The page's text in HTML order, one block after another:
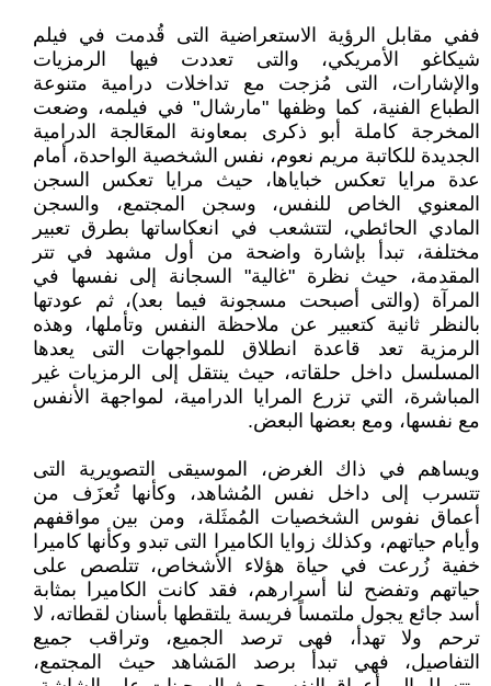
ففي مقابل الرؤية الاستعراضية التى قُدمت في فيلم
شيكاغو الأمريكي، والتى تعددت فيها الرمزيات
والإشارات، التى مُزجت مع تداخلات درامية متنوعة
الطباع الفنية، كما وظفها "مارشال" في فيلمه، وضعت
المخرجة كاملة أبو ذكرى بمعاونة المعَالجة الدرامية
الجديدة للكاتبة مريم نعوم، نفس الشخصية الواحدة، أمام
عدة مرايا تعكس خباياها، حيث مرايا تعكس السجن
المعنوي الخاص للنفس، وسجن المجتمع، والسجن
المادي الحائطي، لتتشعب في انعكاساتها بطرق تعبير
مختلفة، تبدأ بإشارة واضحة من أول مشهد في تتر
المقدمة، حيث نظرة "غالية" السجانة إلى نفسها في
المرآة (والتى أصبحت مسجونة فيما بعد)، ثم عودتها
بالنظر ثانية كتعبير عن ملاحظة النفس وتأملها، وهذه
الرمزية تعد قاعدة انطلاق للمواجهات التى يعدها
المسلسل داخل حلقاته، حيث ينتقل إلى الرمزيات غير
المباشرة، التي تزرع المرايا الدرامية، لمواجهة الأنفس
مع نفسها، ومع بعضها البعض.
ويساهم في ذاك الغرض، الموسيقى التصويرية التى
تتسرب إلى داخل نفس المُشاهد، وكأنها تُعزَف من
أعماق نفوس الشخصيات المُمثَلة، ومن بين مواقفهم
وأيام حياتهم، وكذلك زوايا الكاميرا التى تبدو وكأنها كاميرا
خفية زُرعت في حياة هؤلاء الأشخاص، تتلصص على
حياتهم وتفضح لنا أسرارهم، فقد كانت الكاميرا بمثابة
أسد جائع يجول ملتمساً فريسة يلتقطها بأسنان لقطاته، لا
ترحم ولا تهدأ، فهى ترصد الجميع، وتراقب جميع
التفاصيل، فهي تبدأ برصد المَشاهد حيث المجتمع،